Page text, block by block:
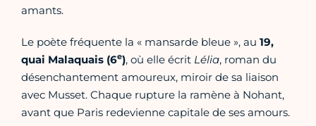
amants.
Le poète fréquente la « mansarde bleue », au 19,
quai Malaquais (6e), où elle écrit Lélia, roman du
désenchantement amoureux, miroir de sa liaison
avec Musset. Chaque rupture la ramène à Nohant,
avant que Paris redevienne capitale de ses amours.